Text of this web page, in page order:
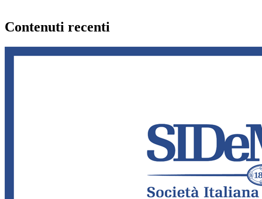
Contenuti recenti